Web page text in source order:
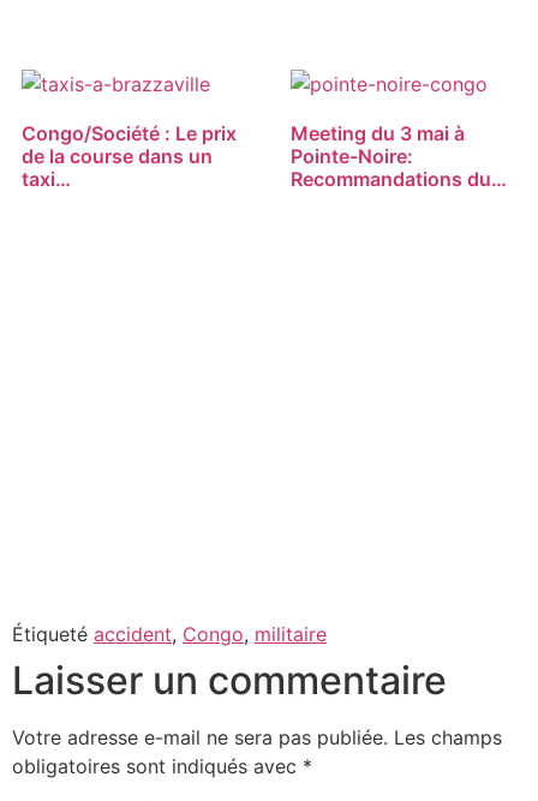
Congo/Société : Le prix
de la course dans un
taxi…
Meeting du 3 mai à
Pointe-Noire:
Recommandations du…
Étiqueté accident, Congo, militaire
Laisser un commentaire
Votre adresse e-mail ne sera pas publiée. Les champs
obligatoires sont indiqués avec *